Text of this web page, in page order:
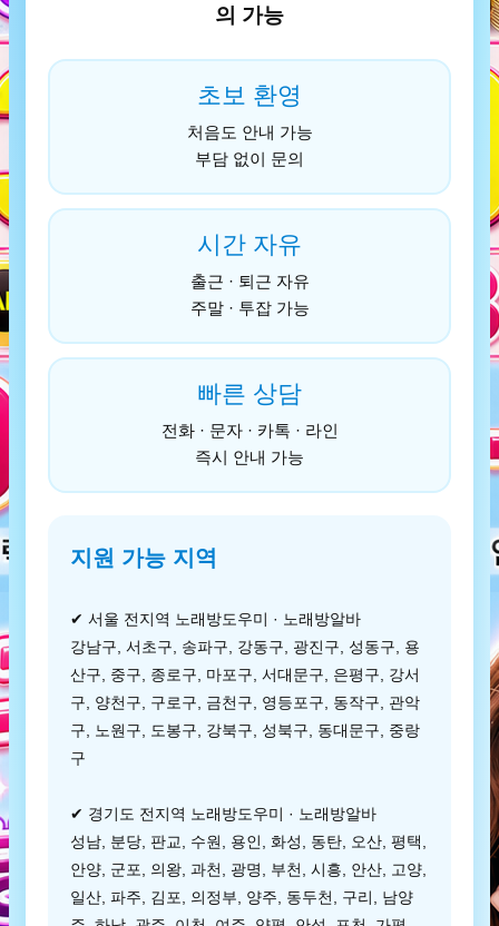
의 가능
초보 환영
처음도 안내 가능
부담 없이 문의
시간 자유
출근 · 퇴근 자유
주말 · 투잡 가능
빠른 상담
전화 · 문자 · 카톡 · 라인
즉시 안내 가능
지원 가능 지역
✔ 서울 전지역 노래방도우미 · 노래방알바
강남구, 서초구, 송파구, 강동구, 광진구, 성동구, 용
산구, 중구, 종로구, 마포구, 서대문구, 은평구, 강서
구, 양천구, 구로구, 금천구, 영등포구, 동작구, 관악
구, 노원구, 도봉구, 강북구, 성북구, 동대문구, 중랑
구
✔ 경기도 전지역 노래방도우미 · 노래방알바
성남, 분당, 판교, 수원, 용인, 화성, 동탄, 오산, 평택,
안양, 군포, 의왕, 과천, 광명, 부천, 시흥, 안산, 고양,
일산, 파주, 김포, 의정부, 양주, 동두천, 구리, 남양